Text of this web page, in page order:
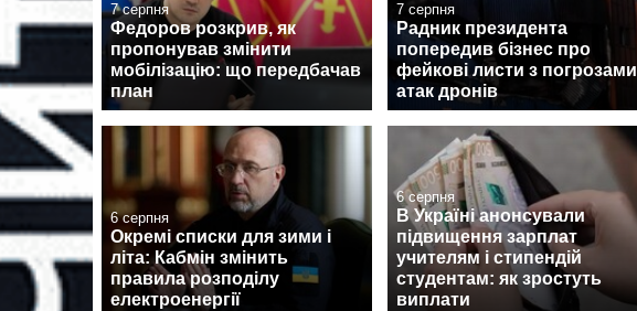
7 серпня
Федоров розкрив, як
пропонував змінити
мобілізацію: що передбачав
план
7 серпня
Радник президента
попередив бізнес про
фейкові листи з погрозами
атак дронів
6 серпня
Окремі списки для зими і
літа: Кабмін змінить
правила розподілу
електроенергії
6 серпня
В Україні анонсували
підвищення зарплат
учителям і стипендій
студентам: як зростуть
виплати